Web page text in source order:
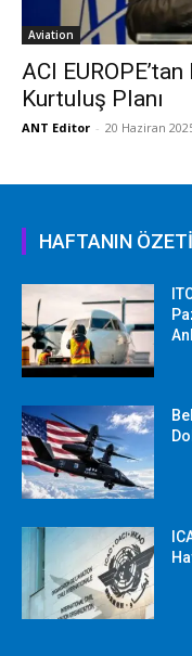
Aviation
ACI
Kurtuluş Planı
ANT Editor - 20 Haziran
HAFTANIN ÖZETİ